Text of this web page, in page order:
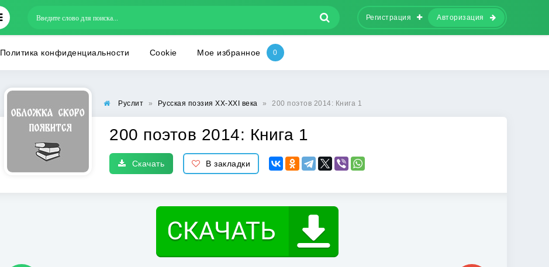
Регистрация Авторизация
Политика конфиденциальности Cookie Мое избранное
Руслит » Русская поэзия XX-XXI века » 200 поэтов 2014: Книга 1
200 поэтов 2014: Книга 1
Скачать В закладки